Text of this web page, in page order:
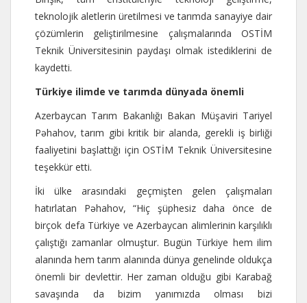
teknolojik aletlerin üretilmesi ve tarımda sanayiye dair
çözümlerin geliştirilmesine çalışmalarında OSTİM
Teknik Üniversitesinin paydaşı olmak istediklerini de
kaydetti.
Türkiye ilimde ve tarımda dünyada önemli
Azerbaycan Tarım Bakanlığı Bakan Müşaviri Tariyel
Pəhahov, tarım gibi kritik bir alanda, gerekli iş birliği
faaliyetini başlattığı için OSTİM Teknik Üniversitesine
teşekkür etti.
İki ülke arasındaki geçmişten gelen çalışmaları
hatırlatan Pəhahov, “Hiç şüphesiz daha önce de
birçok defa Türkiye ve Azerbaycan alimlerinin karşılıklı
çalıştığı zamanlar olmuştur. Bugün Türkiye hem ilim
alanında hem tarım alanında dünya genelinde oldukça
önemli bir devlettir. Her zaman olduğu gibi Karabağ
savaşında da bizim yanımızda olması bizi